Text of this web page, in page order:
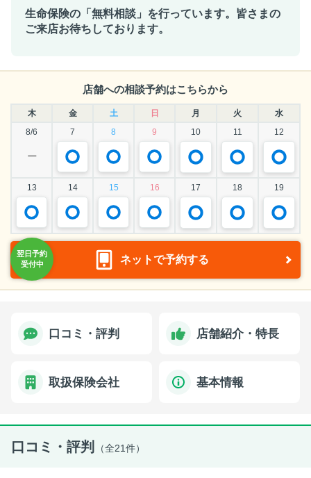
生命保険の「無料相談」を行っています。皆さまの
ご来店お待ちしております。
店舗への相談予約はこちらから
木 金 土 日 月 火
水
8/6
7 8 9 10 11 12
ー
13 14 15 16 17 18 19
ネットで予約する
口コミ・評判 店舗紹介・特長
取扱保険会社 基本情報
口コミ・評判 （全21件）